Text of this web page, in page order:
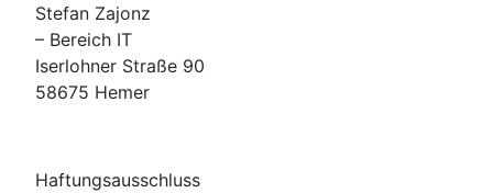
Stefan Zajonz
– Bereich IT
Iserlohner Straße 90
58675 Hemer
Haftungsausschluss